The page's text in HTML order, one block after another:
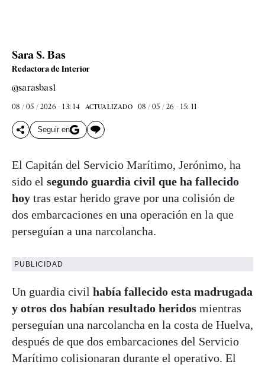
Sara S. Bas
Redactora de Interior
@sarasbas1
08 / 05 / 2026 - 13: 14 ACTUALIZADO 08 / 05 / 26 - 15: 11
Seguir en
El Capitán del Servicio Marítimo, Jerónimo, ha
sido el segundo guardia civil que ha fallecido
hoy tras estar herido grave por una colisión de
dos embarcaciones en una operación en la que
perseguían a una narcolancha.
PUBLICIDAD
Un guardia civil había fallecido esta madrugada
y otros dos habían resultado heridos mientras
perseguían una narcolancha en la costa de Huelva,
después de que dos embarcaciones del Servicio
Marítimo colisionaran durante el operativo. El